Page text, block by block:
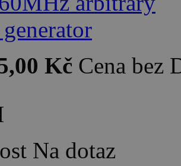
Kč Cena bez
Na dotaz